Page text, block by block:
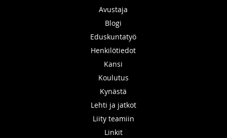
Avustaja
Blogi
Eduskuntatyö
Henkilötiedot
Kansi
Koulutus
Kynästä
Lehti ja jatkot
Liity teamiin
Linkit